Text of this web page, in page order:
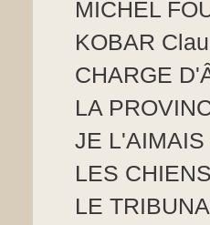
MICHEL
KOBAR
CHARGE
LA
JE
LES
LE